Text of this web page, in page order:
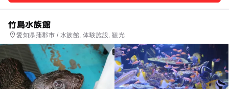
竹島水族館
愛知県蒲郡市 / 水族館, 体験施設, 観光